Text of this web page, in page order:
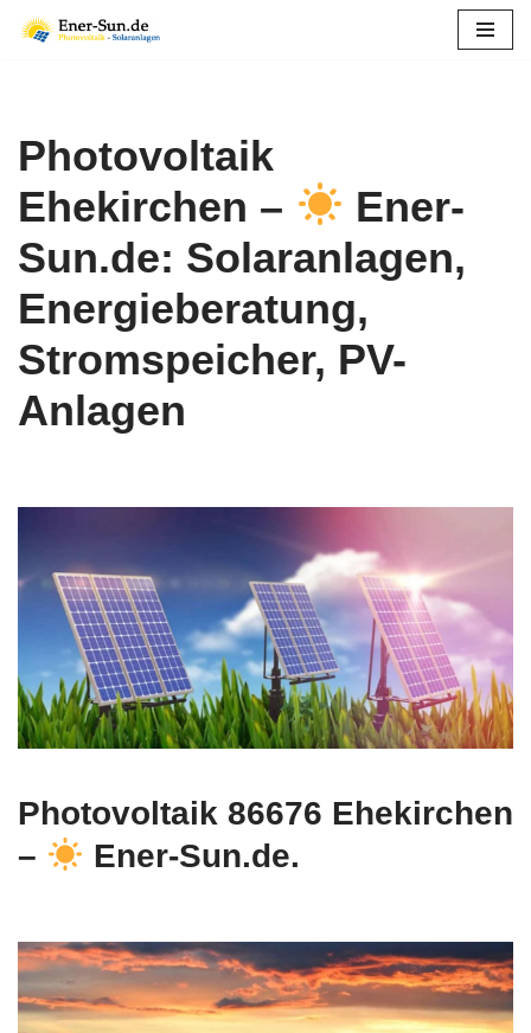
Photovoltaik
Ehekirchen –
Ener-
Sun.de: Solaranlagen,
Energieberatung,
Stromspeicher, PV-
Anlagen
Photovoltaik 86676 Ehekirchen
–
Ener-Sun.de.